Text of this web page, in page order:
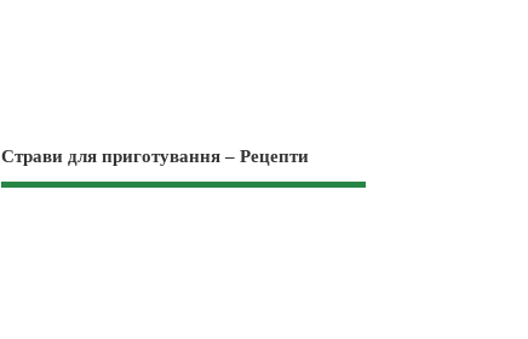
Страви для приготування – Рецепти